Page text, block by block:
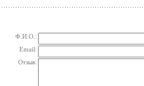
Ф.И.О.:
Email:
Отзыв: